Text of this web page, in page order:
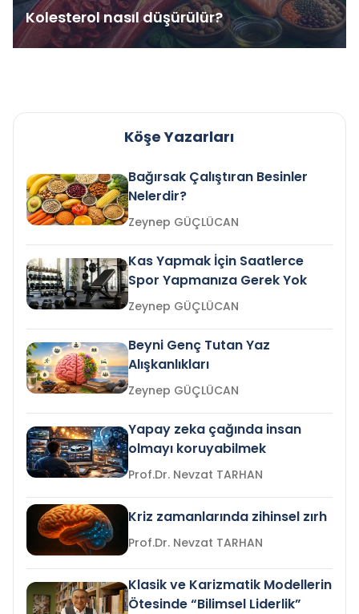
Kolesterol nasıl düşürülür?
Köşe Yazarları
Bağırsak Çalıştıran Besinler
Nelerdir?
Zeynep GÜÇLÜCAN
Kas Yapmak İçin Saatlerce
Spor Yapmanıza Gerek Yok
Zeynep GÜÇLÜCAN
Beyni Genç Tutan Yaz
Alışkanlıkları
Zeynep GÜÇLÜCAN
Yapay zeka çağında insan
olmayı koruyabilmek
Prof.Dr. Nevzat TARHAN
Kriz zamanlarında zihinsel zırh
Prof.Dr. Nevzat TARHAN
Klasik ve Karizmatik Modellerin
Ötesinde “Bilimsel Liderlik”